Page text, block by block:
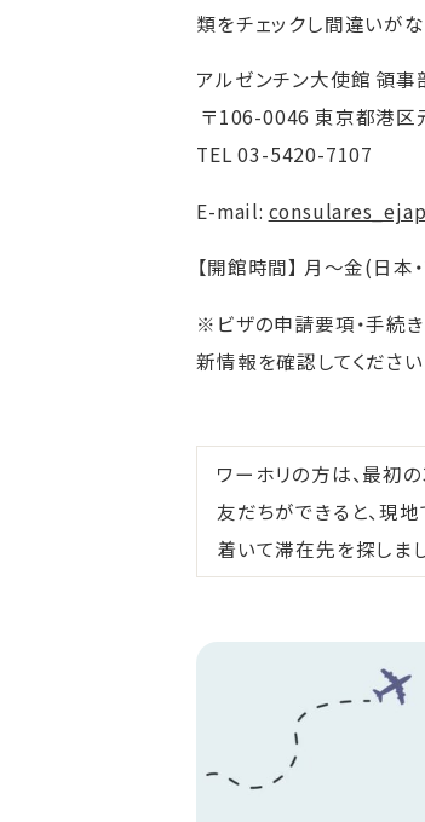
類をチェックし間違いが
アルゼンチン大使館 領事
〒106-0046 東京都港
TEL 03-5420-7107
E-mail:
【開館時間】 月～金(日
※ビザの申請要項・手続き
新情報を確認してください
ワーホリの方は、最初
友だちができると、現
着いて滞在先を探しまし